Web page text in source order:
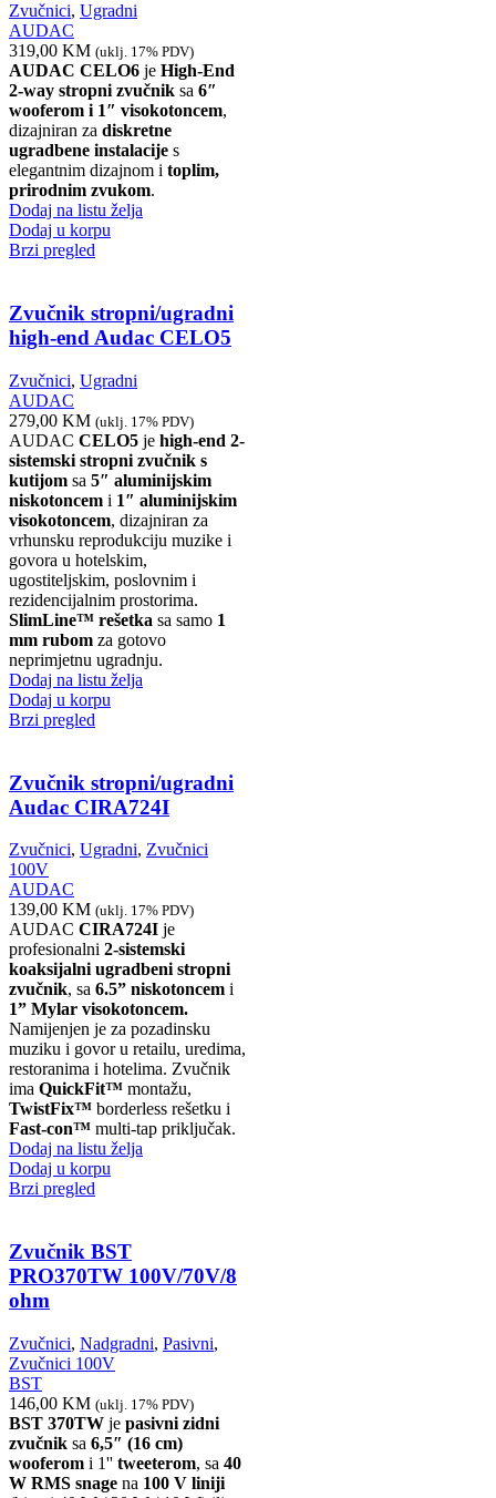
Zvučnici, Ugradni
AUDAC
319,00 KM (uklj. 17% PDV)
AUDAC CELO6 je High-End
2-way stropni zvučnik sa 6″
wooferom i 1″ visokotoncem,
dizajniran za diskretne
ugradbene instalacije s
elegantnim dizajnom i toplim,
prirodnim zvukom.
Dodaj na listu želja
Dodaj u korpu
Brzi pregled
Zvučnik stropni/ugradni
high-end Audac CELO5
Zvučnici, Ugradni
AUDAC
279,00 KM (uklj. 17% PDV)
AUDAC CELO5 je high-end 2-
sistemski stropni zvučnik s
kutijom sa 5″ aluminijskim
niskotoncem i 1″ aluminijskim
visokotoncem, dizajniran za
vrhunsku reprodukciju muzike i
govora u hotelskim,
ugostiteljskim, poslovnim i
rezidencijalnim prostorima.
SlimLine™ rešetka sa samo 1
mm rubom za gotovo
neprimjetnu ugradnju.
Dodaj na listu želja
Dodaj u korpu
Brzi pregled
Zvučnik stropni/ugradni
Audac CIRA724I
Zvučnici, Ugradni, Zvučnici
100V
AUDAC
139,00 KM (uklj. 17% PDV)
AUDAC CIRA724I je
profesionalni 2-sistemski
koaksijalni ugradbeni stropni
zvučnik, sa 6.5” niskotoncem i
1” Mylar visokotoncem.
Namijenjen je za pozadinsku
muziku i govor u retailu, uredima,
restoranima i hotelima. Zvučnik
ima QuickFit™ montažu,
TwistFix™ borderless rešetku i
Fast-con™ multi-tap priključak.
Dodaj na listu želja
Dodaj u korpu
Brzi pregled
Zvučnik BST
PRO370TW 100V/70V/8
ohm
Zvučnici, Nadgradni, Pasivni,
Zvučnici 100V
BST
146,00 KM (uklj. 17% PDV)
BST 370TW je pasivni zidni
zvučnik sa 6,5″ (16 cm)
wooferom i 1'' tweeterom, sa 40
W RMS snage na 100 V liniji